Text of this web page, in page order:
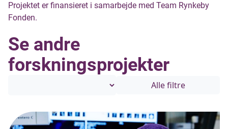
Projektet er finansieret i samarbejde med Team Rynkeby
Fonden.
Se andre
forskningsprojekter
Alle filtre